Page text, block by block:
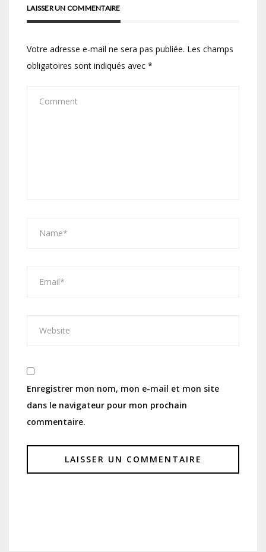
LAISSER UN COMMENTAIRE
Votre adresse e-mail ne sera pas publiée. Les champs
obligatoires sont indiqués avec *
Enregistrer mon nom, mon e-mail et mon site
dans le navigateur pour mon prochain
commentaire.